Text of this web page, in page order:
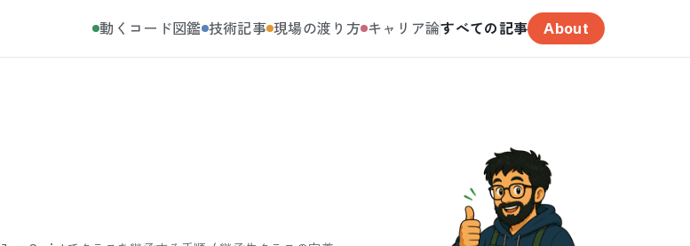
動くコード図鑑 技術記事 現場の渡り方 キャリア論すべての記事 About